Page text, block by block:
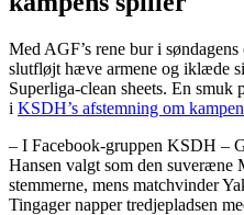
Med AGF’s rene bur i
slutfløjt hæve armene og iklæde
Superliga-clean sheets. En
i KSDH’s afstemning om
– I Facebook-gruppen KSDH –
Hansen valgt som den
stemmerne, mens matchvinder
Tingager napper tredjepladsen